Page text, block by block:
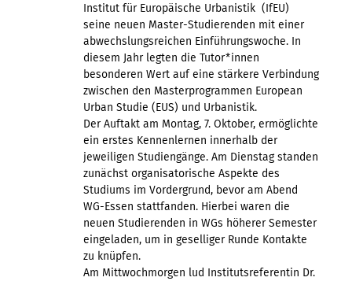
Institut für Europäische Urbanistik (IfEU)
seine neuen Master-Studierenden mit einer
abwechslungsreichen Einführungswoche. In
diesem Jahr legten die Tutor*innen
besonderen Wert auf eine stärkere Verbindung
zwischen den Masterprogrammen European
Urban Studie (EUS) und Urbanistik.
Der Auftakt am Montag, 7. Oktober, ermöglichte
ein erstes Kennenlernen innerhalb der
jeweiligen Studiengänge. Am Dienstag standen
zunächst organisatorische Aspekte des
Studiums im Vordergrund, bevor am Abend
WG-Essen stattfanden. Hierbei waren die
neuen Studierenden in WGs höherer Semester
eingeladen, um in geselliger Runde Kontakte
zu knüpfen.
Am Mittwochmorgen lud Institutsreferentin Dr.